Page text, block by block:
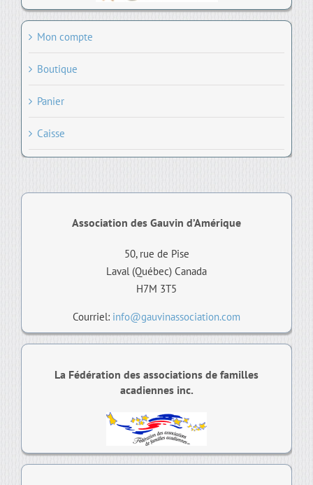
Association des Gauvin d’Amérique
50, rue de Pise
Laval (Québec) Canada
H7M 3T5
Courriel: info@gauvinassociation.com
La Fédération des associations de familles
acadiennes inc.
Mon compte
Boutique
Panier
Caisse